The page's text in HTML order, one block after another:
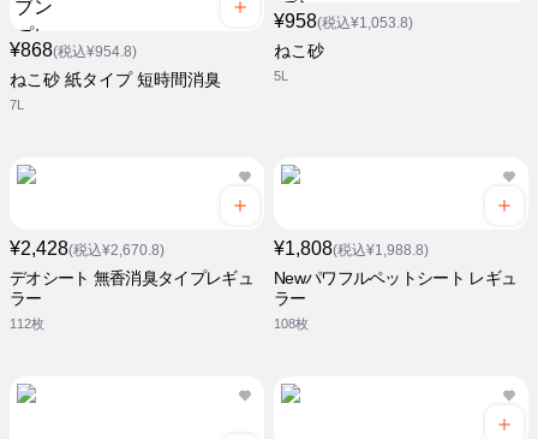
¥868(税込¥954.8)
ねこ砂 紙タイプ 短時間消臭
7L
¥958(税込¥1,053.8)
ねこ砂
5L
¥2,428(税込¥2,670.8)
デオシート 無香消臭タイプレギュ
ラー
112枚
¥1,808(税込¥1,988.8)
Newパワフルペットシート レギュ
ラー
108枚